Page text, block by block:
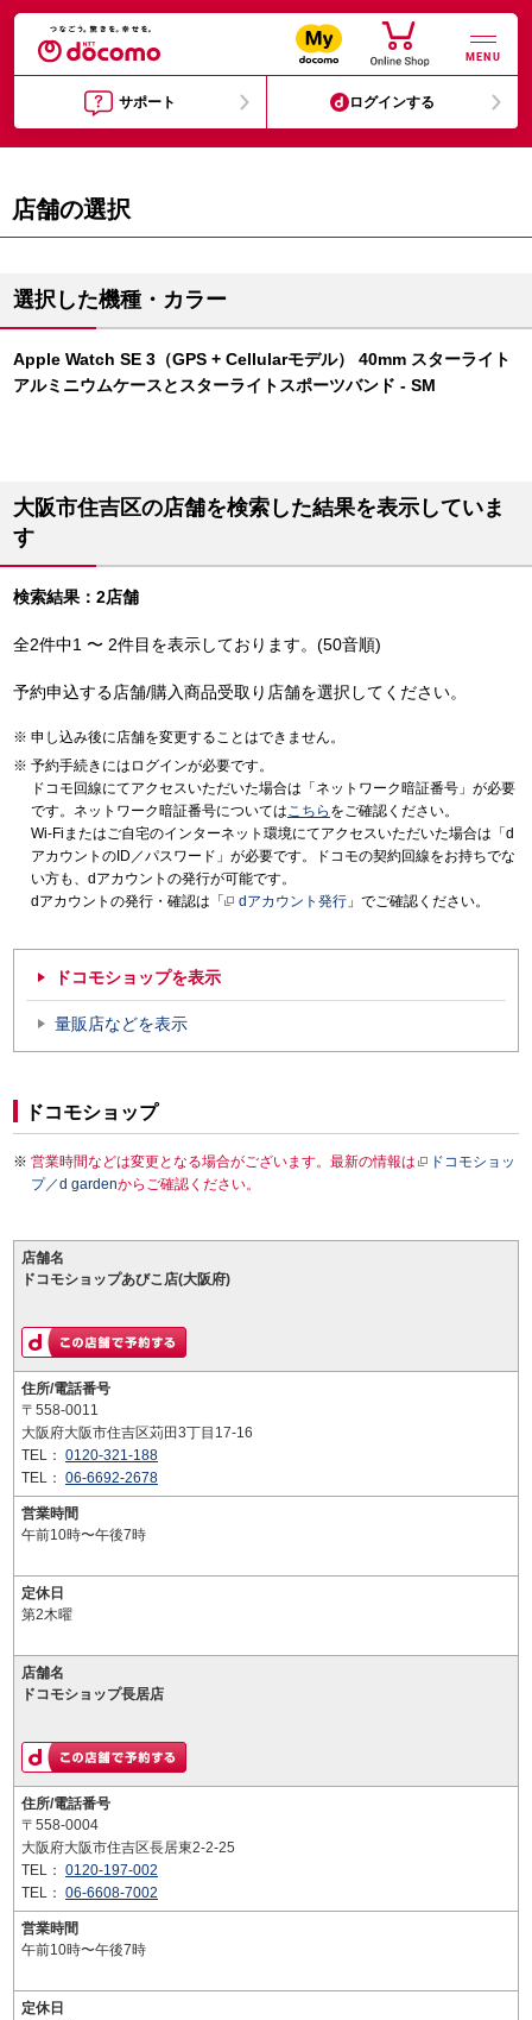
MENU
サポート ログインする
店舗の選択
選択した機種・カラー
Apple Watch SE 3（GPS + Cellularモデル） 40mm スターライト
アルミニウムケースとスターライトスポーツバンド - SM
大阪市住吉区の店舗を検索した結果を表示していま
す
検索結果：2店舗
全2件中1 〜 2件目を表示しております。(50音順)
予約申込する店舗/購入商品受取り店舗を選択してください。
申し込み後に店舗を変更することはできません。
予約手続きにはログインが必要です。
ドコモ回線にてアクセスいただいた場合は「ネットワーク暗証番号」が必要
です。ネットワーク暗証番号についてはこちら をご確認ください。
Wi-Fiまたはご自宅のインターネット環境にてアクセスいただいた場合は「d
アカウントのID／パスワード」が必要です。ドコモの契約回線をお持ちでな
い方も、dアカウントの発行が可能です。
dアカウントの発行・確認は「
dアカウント発行 」でご確認ください。
ドコモショップを表示
量販店などを表示
ドコモショップ
営業時間などは変更となる場合がございます。最新の情報は
ドコモショッ
プ／d gardenからご確認ください。
店舗名
ドコモショップあびこ店(大阪府)
住所/電話番号
〒558-0011
大阪府大阪市住吉区苅田3丁目17-16
TEL： 0120-321-188
TEL： 06-6692-2678
営業時間
午前10時〜午後7時
定休日
第2木曜
店舗名
ドコモショップ長居店
住所/電話番号
〒558-0004
大阪府大阪市住吉区長居東2-2-25
TEL： 0120-197-002
TEL： 06-6608-7002
営業時間
午前10時〜午後7時
定休日